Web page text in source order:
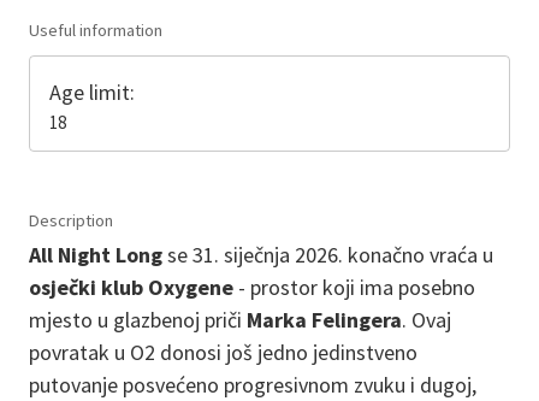
Useful information
Age limit:
18
Description
All Night Longse 31. siječnja 2026. konačno vraća u
osječki klub Oxygene - prostor koji ima posebno
mjesto u glazbenoj priči Marka Felingera. Ovaj
povratak u O2 donosi još jedno jedinstveno
putovanje posvećeno progresivnom zvuku i dugoj,